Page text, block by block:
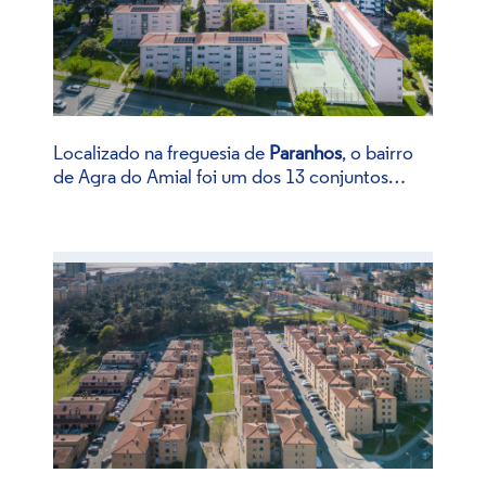
Localizado na freguesia de Paranhos, o bairro
de Agra do Amial foi um dos 13 conjuntos
1966.